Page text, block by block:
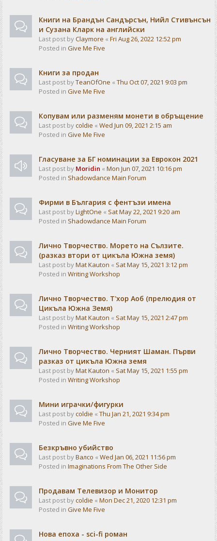
Книги на Брандън Сандърсън, Нийл Стивънсън
и Сузана Кларк на английски
Last post byClaymore « Fri Aug 26, 2022 12:52 pm
Posted in Give Me Five
Книги за продан
Last post byTeanOfOne « Thu Oct 07, 2021 9:03 pm
Posted in Give Me Five
Копувам или разменям монети в обръщение
Last post bycoldie « Wed Jun 09, 2021 2:15 am
Posted in Give Me Five
Гласуване за БГ номинации за Еврокон 2021
Last post by Moridin « Mon Jun 07, 2021 10:16 pm
Posted in Shadowdance Main Forum
Фирми в България с фентъзи имена
Last post byLightOne « Sat May 22, 2021 9:20 am
Posted in Shadowdance Main Forum
Лично Творчество. Морето на Сълзите.
(разказ втори от цикъла Южна земя)
Last post byMat Kauton « Sat May 15, 2021 3:12 pm
Posted in Writing Workshop
Лично Творчество. Т'хор Аоб (прелюдия от
Цикъла Южна Земя)
Last post byMat Kauton « Sat May 15, 2021 2:47 pm
Posted in Writing Workshop
Лично Творчество. Черният Шаман. Първи
разказ от цикъла Южна земя
Last post byMat Kauton « Sat May 15, 2021 1:55 pm
Posted in Writing Workshop
Мини играчки/фигурки
Last post bycoldie « Thu Jan 21, 2021 9:34 pm
Posted in Give Me Five
Безкръвно убийство
Last post byВалсо « Wed Jan 06, 2021 11:56 pm
Posted in Imaginations From The Other Side
Продавам Телевизор и Монитор
Last post bycoldie « Mon Dec 21, 2020 12:31 pm
Posted in Give Me Five
Нова епоха - sci-fi роман